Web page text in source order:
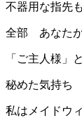
不器用な指先
全部 あなた
「ご主人様」
秘めた気持ち
私はメイドウ